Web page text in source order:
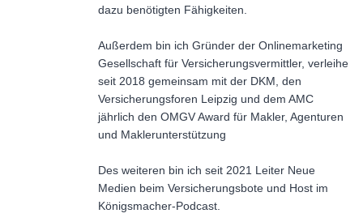
dazu benötigten Fähigkeiten.
Außerdem bin ich Gründer der Onlinemarketing
Gesellschaft für Versicherungsvermittler, verleihe
seit 2018 gemeinsam mit der DKM, den
Versicherungsforen Leipzig und dem AMC
jährlich den OMGV Award für Makler, Agenturen
und Maklerunterstützung
Des weiteren bin ich seit 2021 Leiter Neue
Medien beim Versicherungsbote und Host im
Königsmacher-Podcast.